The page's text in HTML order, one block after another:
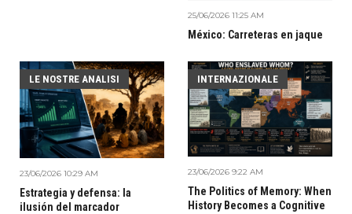
25/06/2026 11:25 AM
México: Carreteras en jaque
LE NOSTRE ANALISI
23/06/2026 10:29 AM
Estrategia y defensa: la
ilusión del marcador
INTERNAZIONALE
23/06/2026 9:22 AM
The Politics of Memory: When
History Becomes a Cognitive